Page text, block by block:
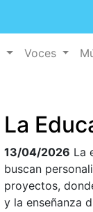
Voces
La
13/04/2026 La
buscan
proyectos,
y la enseñanza